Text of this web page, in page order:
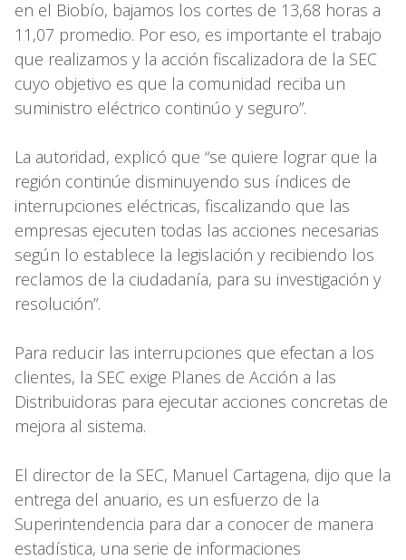
en el Biobío, bajamos los cortes de 13,68 horas a
11,07 promedio. Por eso, es importante el trabajo
que realizamos y la acción fiscalizadora de la SEC
cuyo objetivo es que la comunidad reciba un
suministro eléctrico continúo y seguro”.
La autoridad, explicó que “se quiere lograr que la
región continúe disminuyendo sus índices de
interrupciones eléctricas, fiscalizando que las
empresas ejecuten todas las acciones necesarias
según lo establece la legislación y recibiendo los
reclamos de la ciudadanía, para su investigación y
resolución”.
Para reducir las interrupciones que efectan a los
clientes, la SEC exige Planes de Acción a las
Distribuidoras para ejecutar acciones concretas de
mejora al sistema.
El director de la SEC, Manuel Cartagena, dijo que la
entrega del anuario, es un esfuerzo de la
Superintendencia para dar a conocer de manera
estadística, una serie de informaciones